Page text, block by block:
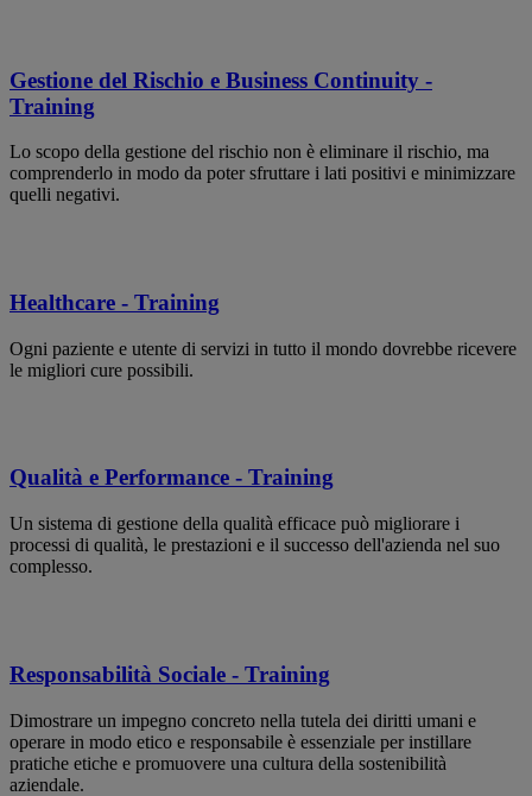
Gestione del Rischio e Business Continuity -
Training
Lo scopo della gestione del rischio non è eliminare il rischio, ma
comprenderlo in modo da poter sfruttare i lati positivi e minimizzare
quelli negativi.
Healthcare - Training
Ogni paziente e utente di servizi in tutto il mondo dovrebbe ricevere
le migliori cure possibili.
Qualità e Performance - Training
Un sistema di gestione della qualità efficace può migliorare i
processi di qualità, le prestazioni e il successo dell'azienda nel suo
complesso.
Responsabilità Sociale - Training
Dimostrare un impegno concreto nella tutela dei diritti umani e
operare in modo etico e responsabile è essenziale per instillare
pratiche etiche e promuovere una cultura della sostenibilità
aziendale.